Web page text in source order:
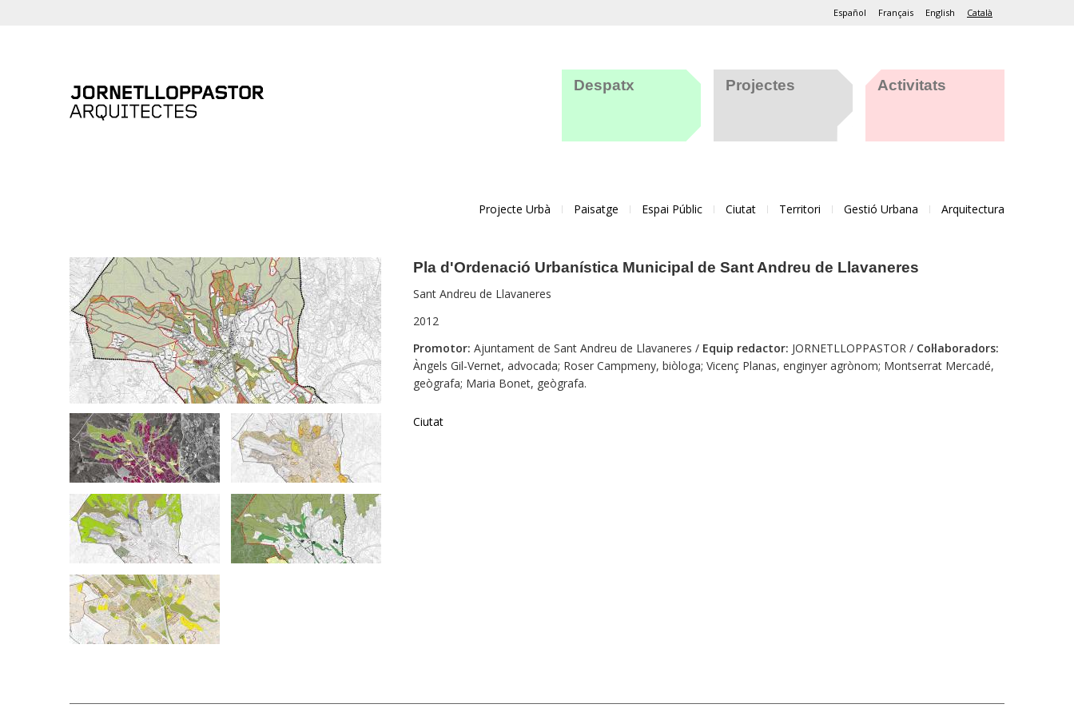
Català
English
Français
Español
Despatx Projectes Activitats
Projecte Urbà Paisatge Espai Públic Ciutat Territori Gestió Urbana Arquitectura
Pla d'Ordenació Urbanística Municipal de Sant Andreu de Llavaneres
Sant Andreu de Llavaneres
2012
Promotor: Ajuntament de Sant Andreu de Llavaneres / Equip redactor: JORNETLLOPPASTOR / Col·laboradors:
Àngels Gil-Vernet, advocada; Roser Campmeny, biòloga; Vicenç Planas, enginyer agrònom; Montserrat Mercadé,
geògrafa; Maria Bonet, geògrafa.
Ciutat